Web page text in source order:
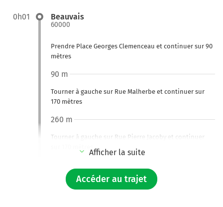
0h01 Beauvais
60000
Prendre Place Georges Clemenceau et continuer sur 90
mètres
Tourner à gauche sur Rue Malherbe et continuer sur
170 mètres
90 m
Tourner à gauche sur Rue Pierre Jacoby et continuer
260 m
Continuer Rue de Buzanval sur 160 mètres
Afficher la suite
Accéder au trajet